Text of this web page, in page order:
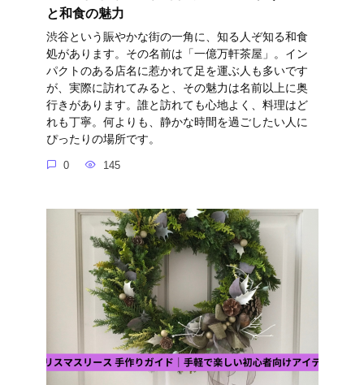
と和食の魅力
渋谷という賑やかな街の一角に、知る人ぞ知る和食
処があります。その名前は「一億万軒茶屋」。イン
パクトのある店名に惹かれて足を運ぶ人も多いです
が、実際に訪れてみると、その魅力は名前以上に奥
行きがあります。誰と訪れても心地よく、料理はど
れも丁寧。何よりも、静かな時間を過ごしたい人に
ぴったりの場所です。
0 145